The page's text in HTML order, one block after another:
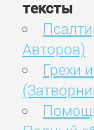
тексты
Авторов)
Грехи